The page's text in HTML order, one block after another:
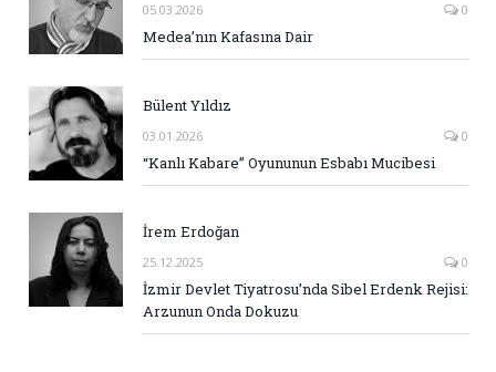
05.03.2026 0
Medea’nın Kafasına Dair
Bülent Yıldız
03.01.2026 0
“Kanlı Kabare” Oyununun Esbabı Mucibesi
İrem Erdoğan
25.12.2025 0
İzmir Devlet Tiyatrosu’nda Sibel Erdenk Rejisi:
Arzunun Onda Dokuzu